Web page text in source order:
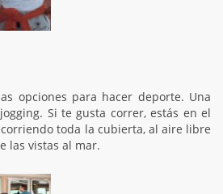
opciones para hacer deporte. Una
Si te gusta correr, estás en el
toda la cubierta, al aire libre
las vistas al mar.